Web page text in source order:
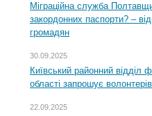
Міграційна служба
закордонних паспорти? –
громадян
30.09.2025
Київський районний відділ
області запрошує
22.09.2025